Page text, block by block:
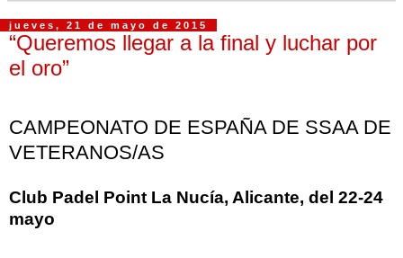
jueves, 21 de mayo de 2015
“Queremos llegar a la final y luchar por
el oro”
CAMPEONATO DE ESPAÑA DE SSAA DE
VETERANOS/AS
Club Padel Point La Nucía, Alicante, del 22-24
mayo